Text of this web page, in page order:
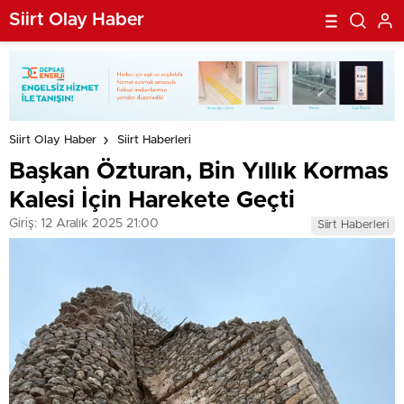
Siirt Olay Haber
Siirt Olay Haber Siirt Haberleri
Başkan Özturan, Bin Yıllık Kormas
Kalesi İçin Harekete Geçti
Giriş: 12 Aralık 2025 21:00 Siirt Haberleri